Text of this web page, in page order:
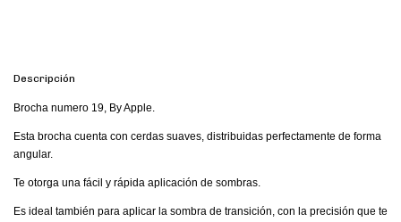
Descripción
Brocha numero 19, By Apple.
Esta brocha cuenta con cerdas suaves, distribuidas perfectamente de forma
angular.
Te otorga una fácil y rápida aplicación de sombras.
Es ideal también para aplicar la sombra de transición, con la precisión que te